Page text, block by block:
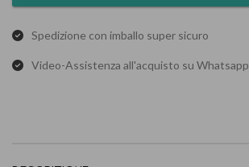
Spedizione con imballo super sicuro
Video-Assistenza all'acquisto su Whatsapp